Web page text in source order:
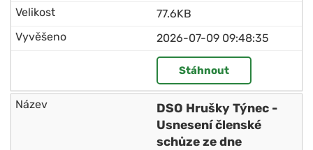
77.6KB
2026-07-09 09:48:35
Stáhnout
DSO Hrušky Týnec -
Usnesení členské
schůze ze dne